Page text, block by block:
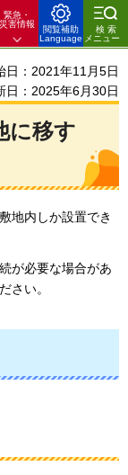
緊急・
災害情報
閲覧補助
Language
検索
メニュー
日：2021年11月5日
日：2025年6月30日
に移す
地内しか設置でき
が必要な場合があ
さい。